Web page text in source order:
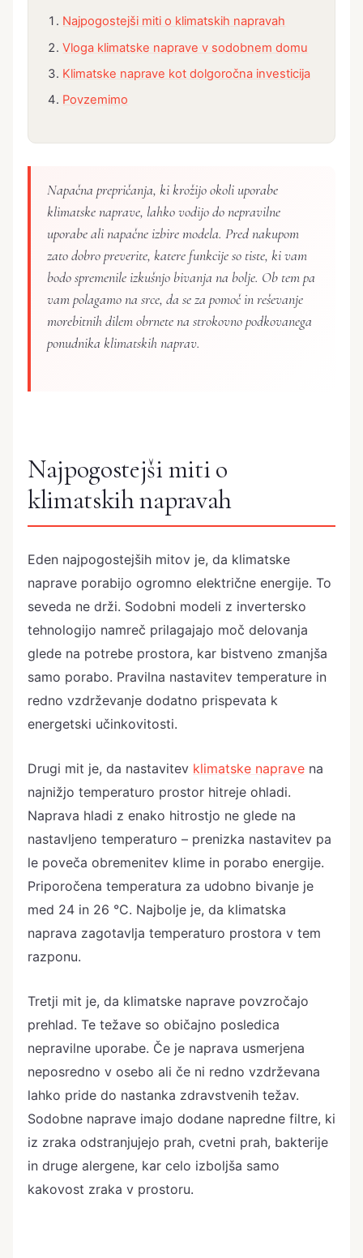
Najpogostejši miti o klimatskih napravah
Vloga klimatske naprave v sodobnem domu
Klimatske naprave kot dolgoročna investicija
Povzemimo
Napačna prepričanja, ki krožijo okoli uporabe
klimatske naprave, lahko vodijo do nepravilne
uporabe ali napačne izbire modela. Pred nakupom
zato dobro preverite, katere funkcije so tiste, ki vam
bodo spremenile izkušnjo bivanja na bolje. Ob tem pa
vam polagamo na srce, da se za pomoč in reševanje
morebitnih dilem obrnete na strokovno podkovanega
ponudnika klimatskih naprav.
Najpogostejši miti o
klimatskih napravah
Eden najpogostejših mitov je, da klimatske
naprave porabijo ogromno električne energije. To
seveda ne drži. Sodobni modeli z invertersko
tehnologijo namreč prilagajajo moč delovanja
glede na potrebe prostora, kar bistveno zmanjša
samo porabo. Pravilna nastavitev temperature in
redno vzdrževanje dodatno prispevata k
energetski učinkovitosti.
Drugi mit je, da nastavitev klimatske naprave na
najnižjo temperaturo prostor hitreje ohladi.
Naprava hladi z enako hitrostjo ne glede na
nastavljeno temperaturo – prenizka nastavitev pa
le poveča obremenitev klime in porabo energije.
Priporočena temperatura za udobno bivanje je
med 24 in 26 °C. Najbolje je, da klimatska
naprava zagotavlja temperaturo prostora v tem
razponu.
Tretji mit je, da klimatske naprave povzročajo
prehlad. Te težave so običajno posledica
nepravilne uporabe. Če je naprava usmerjena
neposredno v osebo ali če ni redno vzdrževana
lahko pride do nastanka zdravstvenih težav.
Sodobne naprave imajo dodane napredne filtre, ki
iz zraka odstranjujejo prah, cvetni prah, bakterije
in druge alergene, kar celo izboljša samo
kakovost zraka v prostoru.